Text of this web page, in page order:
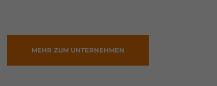
MEHR ZUM UNTERNEHMEN